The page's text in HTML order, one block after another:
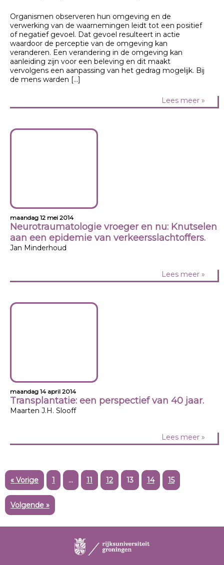
Organismen observeren hun omgeving en de
verwerking van de waarnemingen leidt tot een positief
of negatief gevoel. Dat gevoel resulteert in actie
waardoor de perceptie van de omgeving kan
veranderen. Een verandering in de omgeving kan
aanleiding zijn voor een beleving en dit maakt
vervolgens een aanpassing van het gedrag mogelijk. Bij
de mens warden […]
Lees meer »
maandag 12 mei 2014
Neurotraumatologie vroeger en nu: Knutselen
aan een epidemie van verkeersslachtoffers.
Jan Minderhoud
Lees meer »
maandag 14 april 2014
Transplantatie: een perspectief van 40 jaar.
Maarten J.H. Slooff
Lees meer »
« Vorige 1 … 11 12 13 14 15
Volgende »